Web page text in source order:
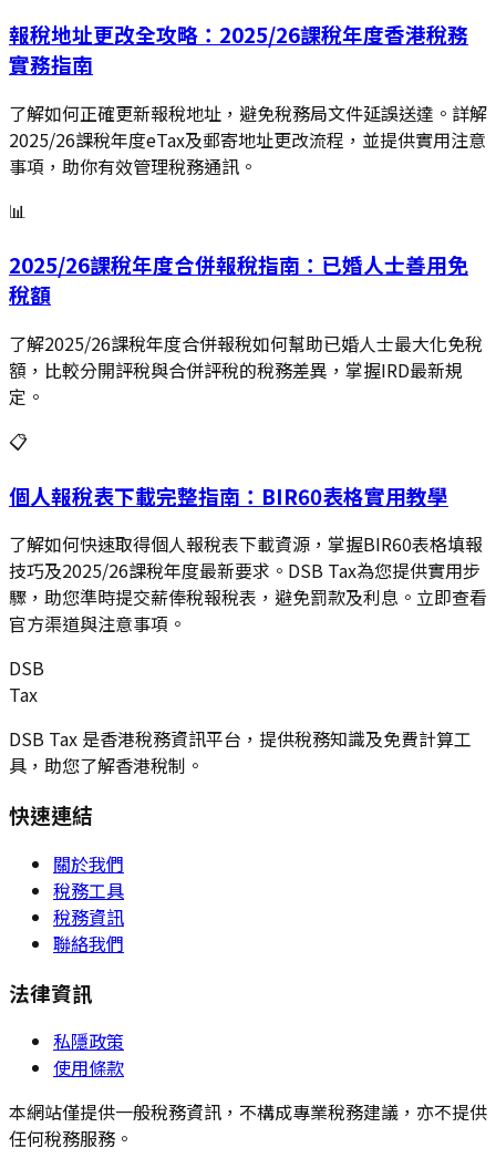
報稅地址更改全攻略：2025/26課稅年度香港稅務
實務指南
了解如何正確更新報稅地址，避免稅務局文件延誤送達。詳解
2025/26課稅年度eTax及郵寄地址更改流程，並提供實用注意
事項，助你有效管理稅務通訊。
📊
2025/26課稅年度合併報稅指南：已婚人士善用免
稅額
了解2025/26課稅年度合併報稅如何幫助已婚人士最大化免稅
額，比較分開評稅與合併評稅的稅務差異，掌握IRD最新規
定。
📋
個人報稅表下載完整指南：BIR60表格實用教學
了解如何快速取得個人報稅表下載資源，掌握BIR60表格填報
技巧及2025/26課稅年度最新要求。DSB Tax為您提供實用步
驟，助您準時提交薪俸稅報稅表，避免罰款及利息。立即查看
官方渠道與注意事項。
DSB
Tax
DSB Tax 是香港稅務資訊平台，提供稅務知識及免費計算工
具，助您了解香港稅制。
快速連結
關於我們
稅務工具
稅務資訊
聯絡我們
法律資訊
私隱政策
使用條款
本網站僅提供一般稅務資訊，不構成專業稅務建議，亦不提供
任何稅務服務。